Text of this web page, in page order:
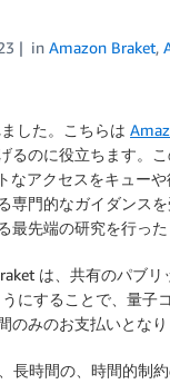
in Amazon Braket,
した。こちらは
るのに役立ちます。
なアクセスをキュー
専門的なガイダンス
先端の研究を行っ
は、共有のパブ
にすることで、量子
みのお支払いとなり
長時間の、時間的制